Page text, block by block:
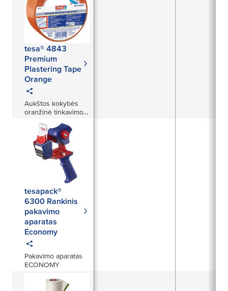
tesa® 4843
Premium
Plastering Tape
Orange
Aukštos kokybės
oranžinė tinkavimo
tesapack®
6300 Rankinis
pakavimo
aparatas
Economy
Pakavimo aparatas
ECONOMY